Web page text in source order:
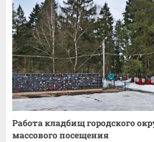
Работа кладбищ городского
массового посещения